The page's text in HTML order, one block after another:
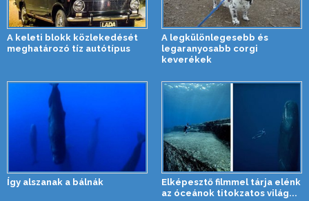
A keleti blokk közlekedését
meghatározó tíz autótípus
A legkülönlegesebb és
legaranyosabb corgi
keverékek
Így alszanak a bálnák
Elképesztő filmmel tárja elénk
az óceánok titokzatos világ...